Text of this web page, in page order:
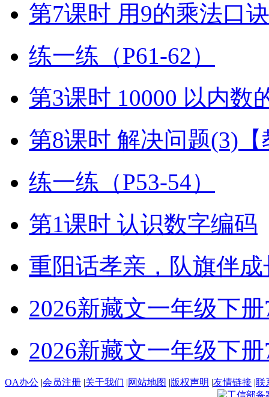
第7课时 用9的乘法口
练一练（P61-62）
第3课时 10000 以内数
第8课时 解决问题(3)
练一练（P53-54）
第1课时 认识数字编码
重阳话孝亲，队旗伴成
2026新藏文一年级下册
2026新藏文一年级下册
OA办公 |会员注册 |关于我们 |网站地图 |版权声明 |友情链接 |联